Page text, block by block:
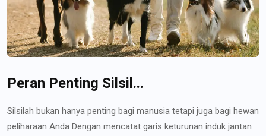
Peran Penting Silsil...
Silsilah bukan hanya penting bagi manusia tetapi juga bagi hewan
peliharaan Anda Dengan mencatat garis keturunan induk jantan